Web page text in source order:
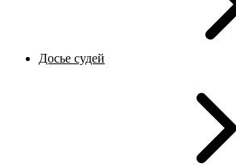
Досье судей